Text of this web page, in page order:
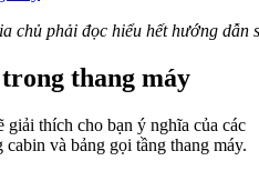
chủ phải đọc hiểu hết hướng dẫn
thang máy
thích cho bạn ý nghĩa của các
và bảng gọi tầng thang máy.